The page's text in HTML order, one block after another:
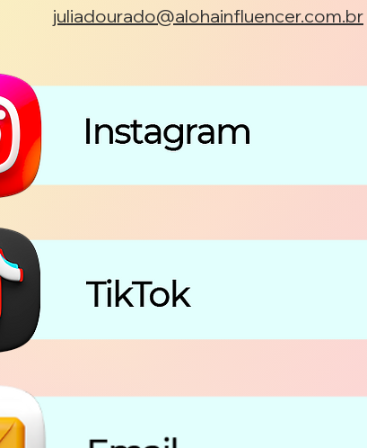
juliadourado@alohainfluencer.com.br